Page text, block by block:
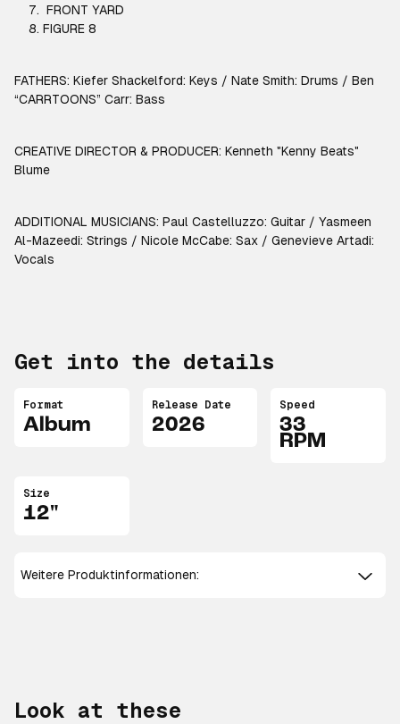
FRONT YARD
FIGURE 8
FATHERS: Kiefer Shackelford: Keys / Nate Smith: Drums / Ben
“CARRTOONS” Carr: Bass
CREATIVE DIRECTOR & PRODUCER: Kenneth "Kenny Beats"
Blume
ADDITIONAL MUSICIANS: Paul Castelluzzo: Guitar / Yasmeen
Al-Mazeedi: Strings / Nicole McCabe: Sax / Genevieve Artadi:
Vocals
Get into the details
Format
Album
Release Date
2026
Speed
33
RPM
Size
12"
Weitere Produktinformationen:
Look at these